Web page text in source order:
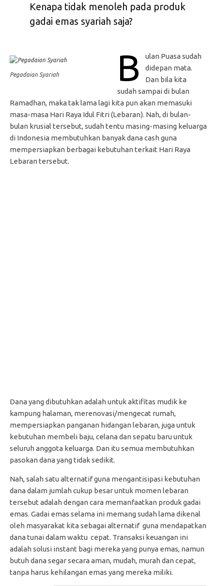
Kenapa tidak menoleh pada produk
gadai emas syariah saja?
Pegadaian Syariah B
ulan Puasa sudah
didepan mata.
Dan bila kita
sudah sampai di bulan
Ramadhan, maka tak lama lagi kita pun akan memasuki
masa-masa Hari Raya Idul Fitri (Lebaran). Nah, di bulan-
bulan krusial tersebut, sudah tentu masing-masing keluarga
di Indonesia membutuhkan banyak dana cash guna
mempersiapkan berbagai kebutuhan terkait Hari Raya
Lebaran tersebut.
Dana yang dibutuhkan adalah untuk aktifitas mudik ke
kampung halaman, merenovasi/mengecat rumah,
mempersiapkan panganan hidangan lebaran, juga untuk
kebutuhan membeli baju, celana dan sepatu baru untuk
seluruh anggota keluarga. Dan itu semua membutuhkan
pasokan dana yang tidak sedikit.
Nah, salah satu alternatif guna mengantisipasi kebutuhan
dana dalam jumlah cukup besar untuk momen lebaran
tersebut adalah dengan cara memanfaatkan produk gadai
emas. Gadai emas selama ini memang sudah lama dikenal
oleh masyarakat kita sebagai alternatif guna mendapatkan
dana tunai dalam waktu cepat. Transaksi keuangan ini
adalah solusi instant bagi mereka yang punya emas, namun
butuh dana segar secara aman, mudah, murah dan cepat,
tanpa harus kehilangan emas yang mereka miliki.